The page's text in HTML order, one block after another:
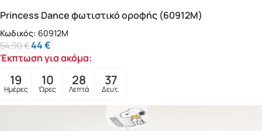
Princess Dance φωτιστικό οροφής (60912M)
Κωδικός: 60912M
54,90€44€
Έκπτωση για ακόμα:
19
Ημέρες
10
Ώρες
28
Λεπτά
35
Δευτ.